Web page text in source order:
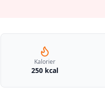
Kalorier
250 kcal